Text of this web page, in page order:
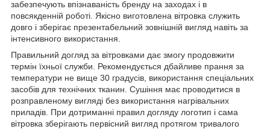
забезпечують впізнаваність бренду на заходах і в
повсякденній роботі. Якісно виготовлена вітровка служить
довго і зберігає презентабельний зовнішній вигляд навіть за
інтенсивного використання.
Правильний догляд за вітровками дає змогу продовжити
термін їхньої служби. Рекомендується дбайливе прання за
температури не вище 30 градусів, використання спеціальних
засобів для технічних тканин. Сушіння має проводитися в
розправленому вигляді без використання нагрівальних
приладів. При дотриманні правил догляду логотип і сама
вітровка зберігають первісний вигляд протягом тривалого